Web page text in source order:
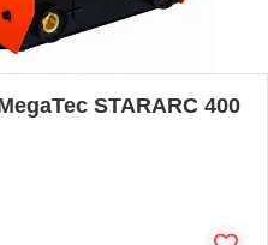
STARARC 400